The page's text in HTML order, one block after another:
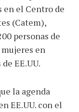
en el Centro de
(Catem),
personas de
en
EE.UU.
la agenda
EE.UU. con el